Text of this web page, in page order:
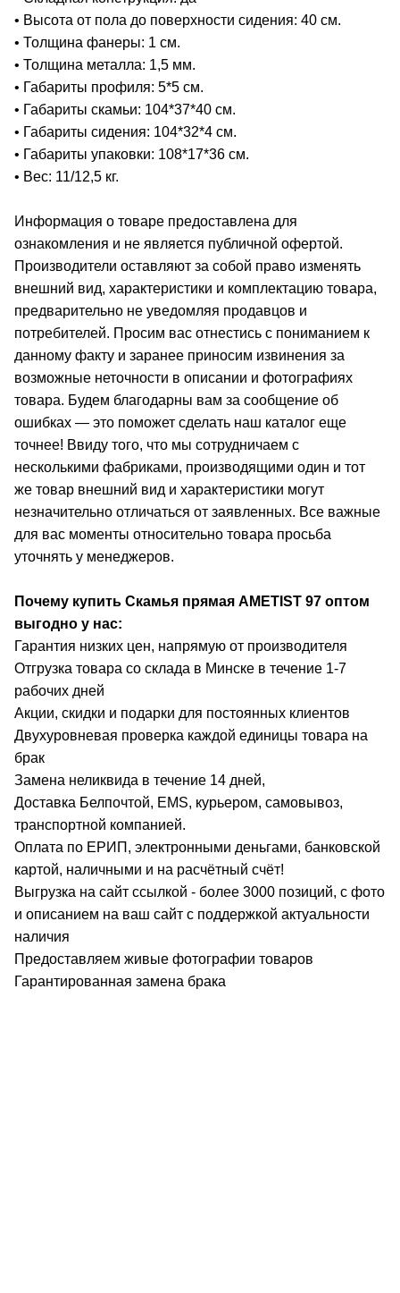
• Высота от пола до поверхности сидения: 40 см.
• Толщина фанеры: 1 см.
• Толщина металла: 1,5 мм.
• Габариты профиля: 5*5 см.
• Габариты скамьи: 104*37*40 см.
• Габариты сидения: 104*32*4 см.
• Габариты упаковки: 108*17*36 см.
• Вес: 11/12,5 кг.
Информация о товаре предоставлена для
ознакомления и не является публичной офертой.
Производители оставляют за собой право изменять
внешний вид, характеристики и комплектацию товара,
предварительно не уведомляя продавцов и
потребителей. Просим вас отнестись с пониманием к
данному факту и заранее приносим извинения за
возможные неточности в описании и фотографиях
товара. Будем благодарны вам за сообщение об
ошибках — это поможет сделать наш каталог еще
точнее! Ввиду того, что мы сотрудничаем с
несколькими фабриками, производящими один и тот
же товар внешний вид и характеристики могут
незначительно отличаться от заявленных. Все важные
для вас моменты относительно товара просьба
уточнять у менеджеров.
Почему купить Скамья прямая AMETIST 97 оптом
выгодно у нас:
Гарантия низких цен, напрямую от производителя
Отгрузка товара со склада в Минске в течение 1-7
рабочих дней
Акции, скидки и подарки для постоянных клиентов
Двухуровневая проверка каждой единицы товара на
брак
Замена неликвида в течение 14 дней,
Доставка Белпочтой, EMS, курьером, самовывоз,
транспортной компанией.
Оплата по ЕРИП, электронными деньгами, банковской
картой, наличными и на расчётный счёт!
Выгрузка на сайт ссылкой - более 3000 позиций, с фото
и описанием на ваш сайт с поддержкой актуальности
наличия
Предоставляем живые фотографии товаров
Гарантированная замена брака